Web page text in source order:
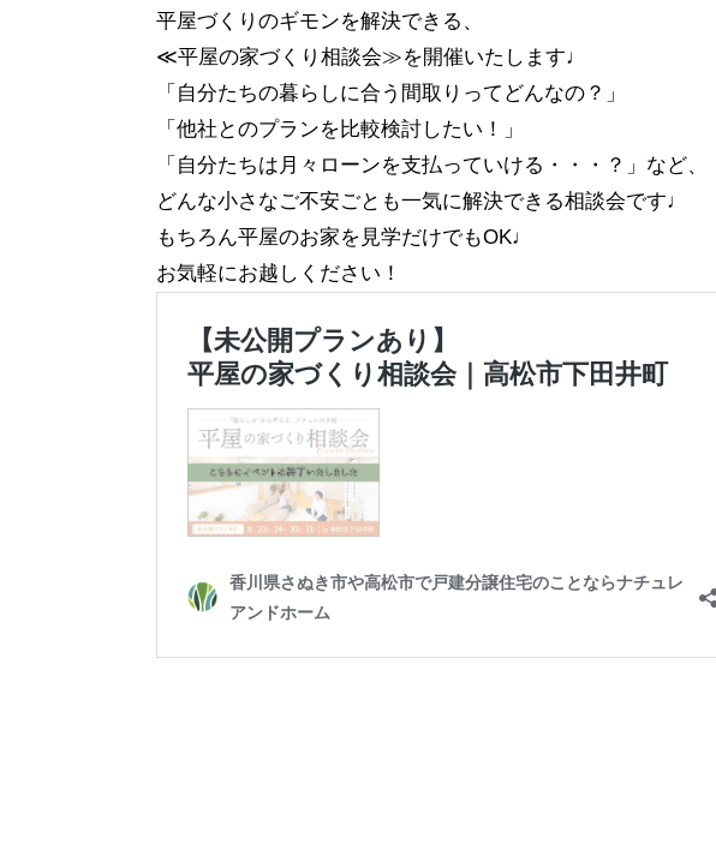
平屋づくりのギモンを解決できる、
≪平屋の家づくり相談会≫を開催いたします♩
「自分たちの暮らしに合う間取りってどんなの？」
「他社とのプランを比較検討したい！」
「自分たちは月々ローンを支払っていける・・・？」など、
どんな小さなご不安ごとも一気に解決できる相談会です♩
もちろん平屋のお家を見学だけでもOK♩
お気軽にお越しください！